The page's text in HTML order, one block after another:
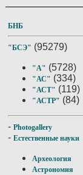
БНБ
"БСЭ" (95279)
"А" (5728)
"АС" (334)
"АСТ" (119)
"АСТР" (84)
- Photogallery
- Естественные науки
Археология
Астрономия